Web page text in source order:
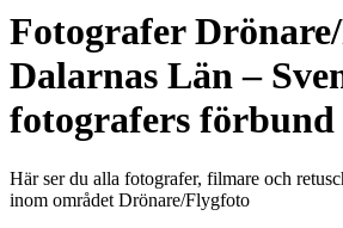
Fotografer
Dalarnas Län–
fotografers förbund
Här ser du alla fotografer, filmare och
inom området Drönare/Flygfoto